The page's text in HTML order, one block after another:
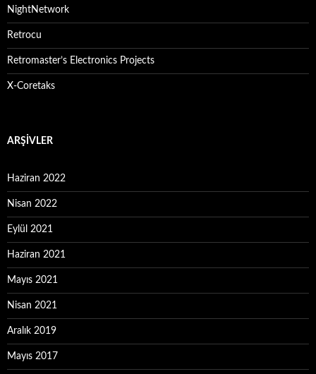
NightNetwork
Retrocu
Retromaster’s Electronics Projects
X-Coretaks
ARŞIVLER
Haziran 2022
Nisan 2022
Eylül 2021
Haziran 2021
Mayıs 2021
Nisan 2021
Aralık 2019
Mayıs 2017